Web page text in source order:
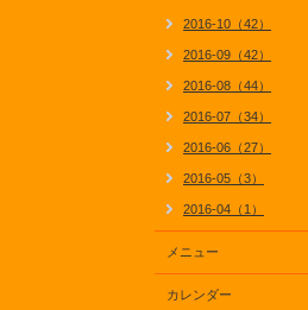
2016-10（42）
2016-09（42）
2016-08（44）
2016-07（34）
2016-06（27）
2016-05（3）
2016-04（1）
メニュー
カレンダー